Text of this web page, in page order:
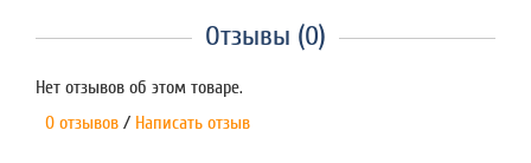
Отзывы (0)
Нет отзывов об этом товаре.
0 отзывов / Написать отзыв